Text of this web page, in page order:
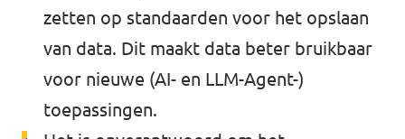
zetten op standaarden voor het opslaan
van data. Dit maakt data beter bruikbaar
voor nieuwe (AI- en LLM-Agent-)
toepassingen.